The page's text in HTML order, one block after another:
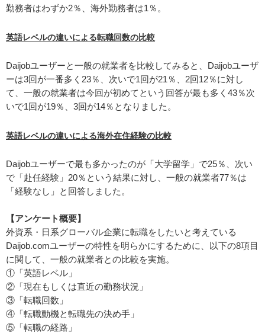
勤務者はわずか2％、海外勤務者は1％。
英語レベルの違いによる転職回数の比較
Daijobユーザーと一般の就業者を比較してみると、Daijobユーザ
ーは3回が一番多く23％、次いで1回が21％、2回12％に対し
て、一般の就業者は今回が初めてという回答が最も多く43％次
いで1回が19％、3回が14％となりました。
英語レベルの違いによる海外在住経験の比較
Daijobユーザーで最も多かったのが「大学留学」で25％、次い
で「赴任経験」20％という結果に対し、一般の就業者77％は
「経験なし」と回答しました。
【アンケート概要】
外資系・日系グローバル企業に転職をしたいと考えている
Daijob.comユーザーの特性を明らかにするために、以下の8項目
に関して、一般の就業者との比較を実施。
①「英語レベル」
②「現在もしくは直近の勤務状況」
③「転職回数」
④「転職動機と転職先の決め手」
⑤「転職の経路」